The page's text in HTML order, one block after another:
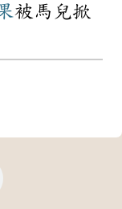
被馬兒掀